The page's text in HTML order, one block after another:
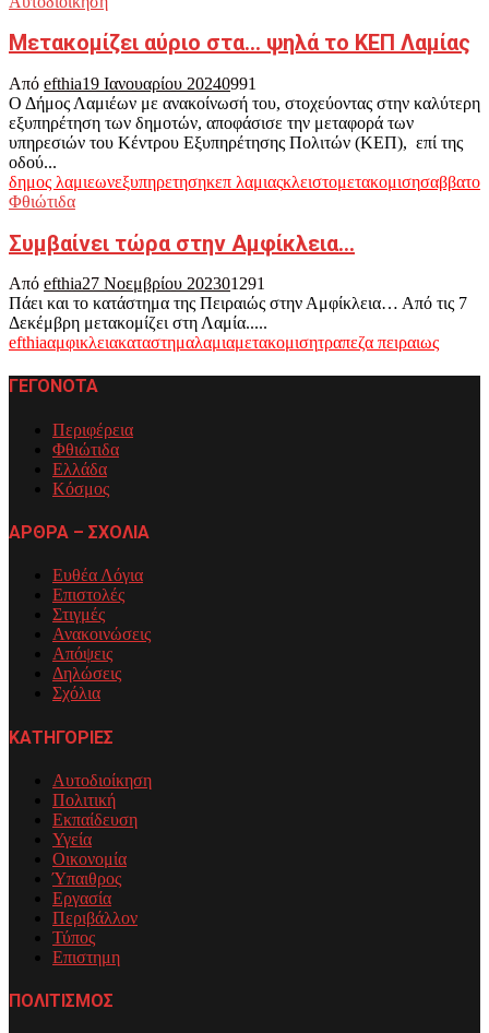
Μετακομίζει αύριο στα… ψηλά το ΚΕΠ Λαμίας
Από efthia19 Ιανουαρίου 20240991
Ο Δήμος Λαμιέων με ανακοίνωσή του, στοχεύοντας στην καλύτερη
εξυπηρέτηση των δημοτών, αποφάσισε την μεταφορά των
υπηρεσιών του Κέντρου Εξυπηρέτησης Πολιτών (ΚΕΠ), επί της
οδού...
δημος λαμιεωνεξυπηρετησηκεπ λαμιαςκλειστομετακομισησαββατο
Φθιώτιδα
Συμβαίνει τώρα στην Αμφίκλεια…
Από efthia27 Νοεμβρίου 202301291
Πάει και το κατάστημα της Πειραιώς στην Αμφίκλεια… Από τις 7
Δεκέμβρη μετακομίζει στη Λαμία.....
efthiaαμφικλειακαταστημαλαμιαμετακομισητραπεζα πειραιως
ΓΕΓΟΝΟΤΑ
Περιφέρεια
Φθιώτιδα
Ελλάδα
Κόσμος
ΑΡΘΡΑ – ΣΧΟΛΙΑ
Ευθέα Λόγια
Επιστολές
Στιγμές
Ανακοινώσεις
Απόψεις
Δηλώσεις
Σχόλια
ΚΑΤΗΓΟΡΙΕΣ
Αυτοδιοίκηση
Πολιτική
Εκπαίδευση
Υγεία
Οικονομία
Ύπαιθρος
Εργασία
Περιβάλλον
Τύπος
Επιστημη
ΠΟΛΙΤΙΣΜΟΣ